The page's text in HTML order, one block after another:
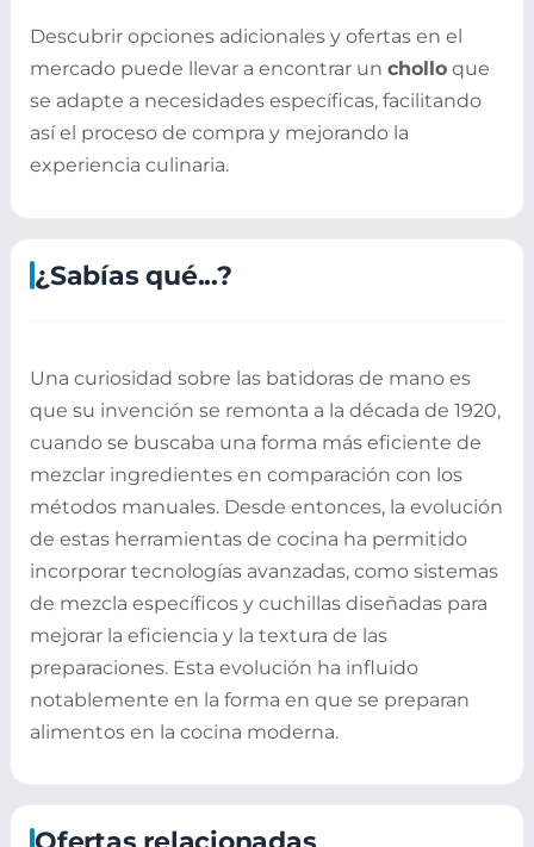
Descubrir opciones adicionales y ofertas en el
mercado puede llevar a encontrar un chollo que
se adapte a necesidades específicas, facilitando
así el proceso de compra y mejorando la
experiencia culinaria.
¿Sabías qué...?
Una curiosidad sobre las batidoras de mano es
que su invención se remonta a la década de 1920,
cuando se buscaba una forma más eficiente de
mezclar ingredientes en comparación con los
métodos manuales. Desde entonces, la evolución
de estas herramientas de cocina ha permitido
incorporar tecnologías avanzadas, como sistemas
de mezcla específicos y cuchillas diseñadas para
mejorar la eficiencia y la textura de las
preparaciones. Esta evolución ha influido
notablemente en la forma en que se preparan
alimentos en la cocina moderna.